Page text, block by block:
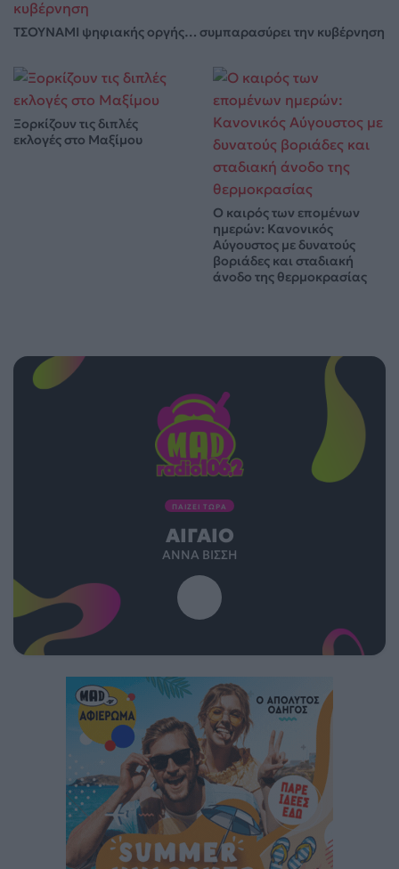
ΤΣΟΥΝΑΜΙ ψηφιακής οργής… συμπαρασύρει την κυβέρνηση
Ξορκίζουν τις διπλές
εκλογές στο Μαξίμου
Ο καιρός των επομένων
ημερών: Κανονικός
Αύγουστος με δυνατούς
βοριάδες και σταδιακή
άνοδο της θερμοκρασίας
ΠΑΙΖΕΙ ΤΩΡΑ
ΑΙΓΑΊΟ
ΆΝΝΑ ΒΊΣΣΗ